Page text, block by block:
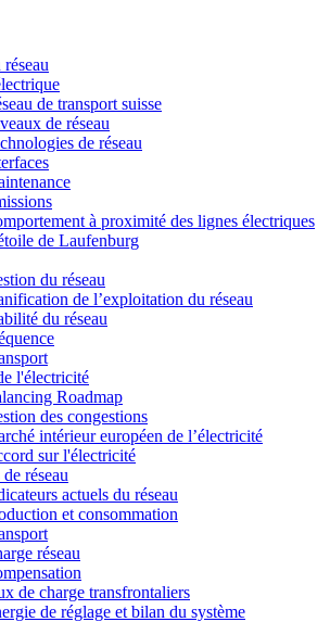
de transport suisse
de réseau
de réseau
à proximité des lignes électriques
de Laufenburg
du réseau
de l’exploitation du réseau
du réseau
l'électricité
Roadmap
des congestions
intérieur européen de l’électricité
sur l'électricité
réseau
actuels du réseau
et consommation
réseau
de charge transfrontaliers
de réglage et bilan du système